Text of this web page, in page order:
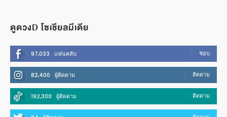
ดูดวงD โซเชียลมีเดีย
97,033 แฟนคลับ ชอบ
82,400 ผู้ติดตาม ติดตาม
192,300 ผู้ติดตาม ติดตาม